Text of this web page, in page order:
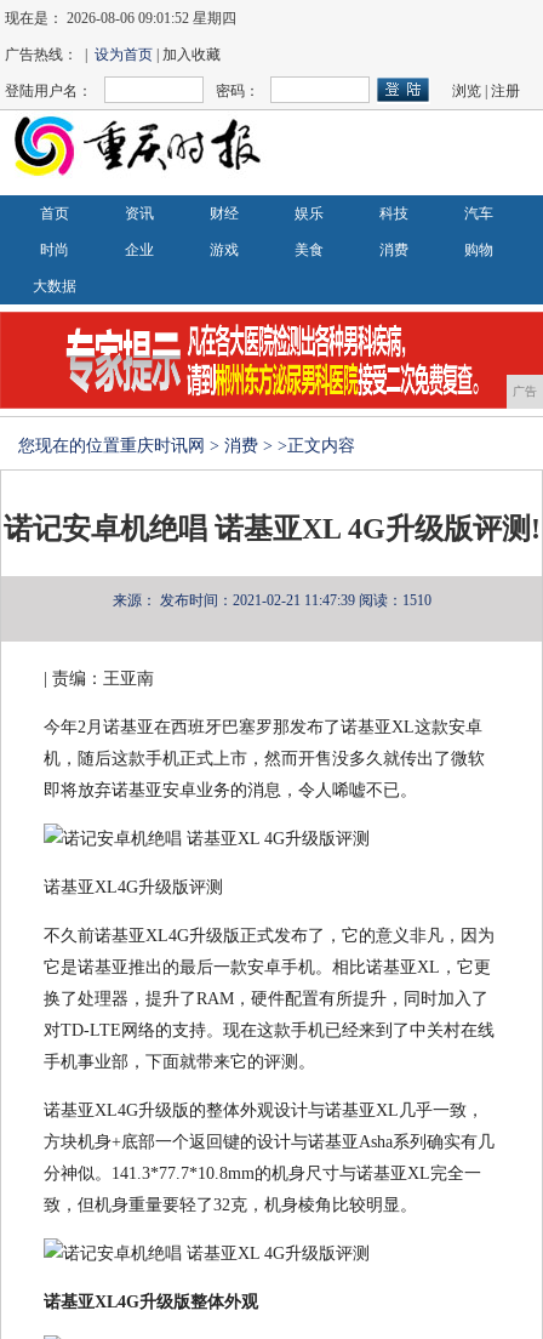
现在是：2026-08-06 09:01:52 星期四
广告热线： |设为首页 | 加入收藏
登陆用户名： 密码： 浏览 |注册
首页 资讯 财经 娱乐 科技 汽车
时尚 企业 游戏 美食 消费 购物
大数据
广告
您现在的位置重庆时讯网 > 消费 > >正文内容
诺记安卓机绝唱 诺基亚XL 4G升级版评测!
来源： 发布时间：2021-02-21 11:47:39 阅读：1510
| 责编：王亚南
今年2月诺基亚在西班牙巴塞罗那发布了诺基亚XL这款安卓
机，随后这款手机正式上市，然而开售没多久就传出了微软
即将放弃诺基亚安卓业务的消息，令人唏嘘不已。
诺基亚XL4G升级版评测
不久前诺基亚XL4G升级版正式发布了，它的意义非凡，因为
它是诺基亚推出的最后一款安卓手机。相比诺基亚XL，它更
换了处理器，提升了RAM，硬件配置有所提升，同时加入了
对TD-LTE网络的支持。现在这款手机已经来到了中关村在线
手机事业部，下面就带来它的评测。
诺基亚XL4G升级版的整体外观设计与诺基亚XL几乎一致，
方块机身+底部一个返回键的设计与诺基亚Asha系列确实有几
分神似。141.3*77.7*10.8mm的机身尺寸与诺基亚XL完全一
致，但机身重量要轻了32克，机身棱角比较明显。
诺基亚XL4G升级版整体外观